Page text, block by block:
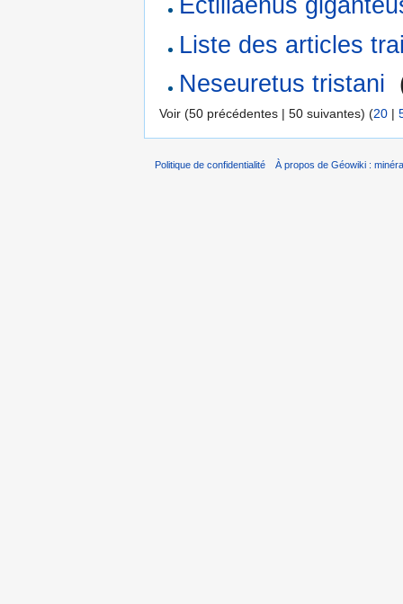
Ectillaenus
Liste des articles
Neseuretus tristani
Voir (50 précédentes | 50 suivantes) (20 |
Politique de confidentialité À propos de Géowiki :